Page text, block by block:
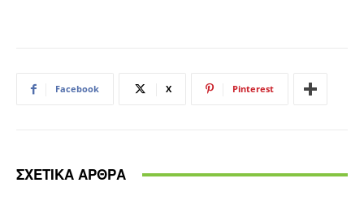
Facebook X Pinterest
ΣΧΕΤΙΚΑ ΑΡΘΡΑ